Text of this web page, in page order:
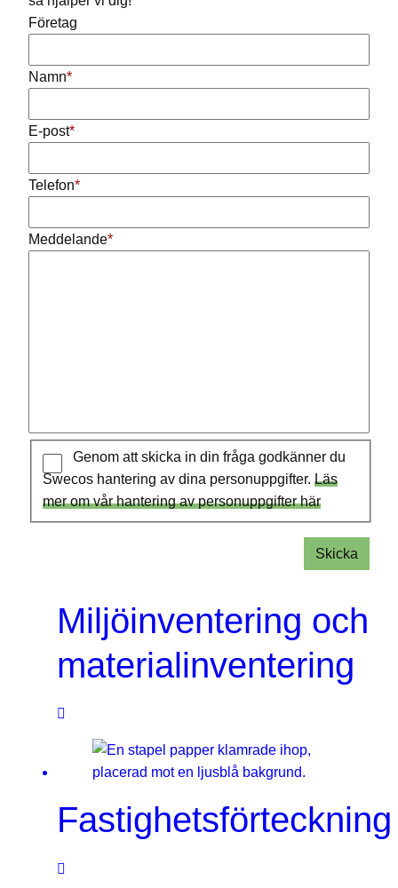
Företag
Namn*
E-post*
Telefon*
Meddelande*
Genom att skicka in din fråga godkänner du
Swecos hantering av dina personuppgifter. Läs
mer om vår hantering av personuppgifter här
Skicka
Statusinventering av
fastighetens
installationer
Miljöinventering och
materialinventering
Fastighetsförteckning